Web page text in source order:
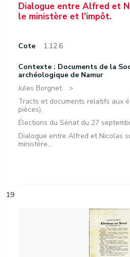
Dialogue entre Alfred et
le ministère et l'impôt.
Cote 1.12.6
Contexte : Documents de la
archéologique de Namur
Jules Borgnet.
Tracts et documents relatifs aux
pièces).
Élections du Sénat du 27
Dialogue entre Alfred et Nicolas
ministère...
19